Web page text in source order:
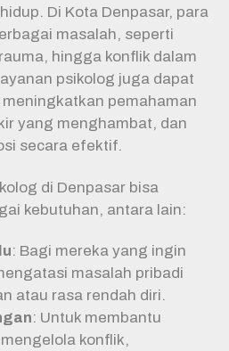
Di Kota Denpasar, para
masalah, seperti
hingga konflik dalam
psikolog juga dapat
pemahaman
yang menghambat, dan
secara efektif.
di Denpasar bisa
kebutuhan, antara lain:
: Bagi mereka yang ingin
masalah pribadi
atau rasa rendah diri.
: Untuk membantu
konflik,